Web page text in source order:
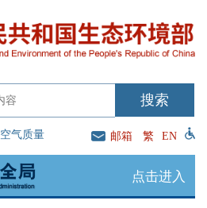
空气质量 邮箱 繁 EN
点击进入